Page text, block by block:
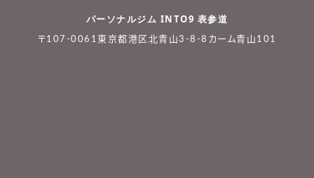
パーソナルジム INTO9 表参道
〒107-0061東京都港区北青山3-8-8カーム青山101